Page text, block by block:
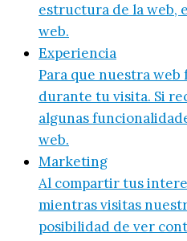
estructura de la web,
web.
Experiencia
Para que nuestra
durante tu visita. Si
algunas
web.
Marketing
Al compartir tus
mientras visitas
posibilidad de ver